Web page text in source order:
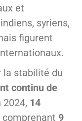
et
syriens,
figurent
la stabilité du
continu de
2024, 14
comprenant 9